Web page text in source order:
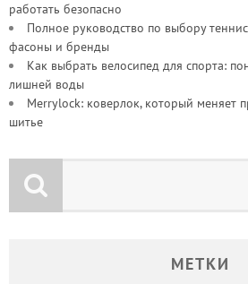
работать безопасно
Полное руководство по выбору
фасоны и бренды
Как выбрать велосипед для спорта:
лишней воды
Merrylock: коверлок, который меняет
шитье
МЕТКИ